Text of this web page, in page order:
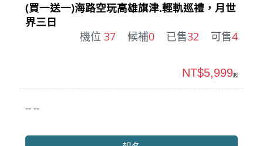
(買一送一)海路空玩高雄旗津.輕軌巡禮，月世
界三日
機位 37 候補0 已售32 可售4
-- --
NT$5,999起